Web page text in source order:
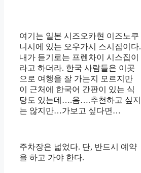
여기는 일본 시즈오카현 이즈노쿠
니시에 있는 오우가시 스시집이다.
내가 듣기로는 프렌차이 시스집이
라고 하더라. 한국 사람들은 이곳
으로 여행을 잘 가는지 모르지만
이 근처에 한국어 간판이 있는 식
당도 있는데….음….추천하고 싶지
는 않지만…가보고 싶다면…
주차장은 넓었다. 단, 반드시 예약
을 하고 가야 한다.